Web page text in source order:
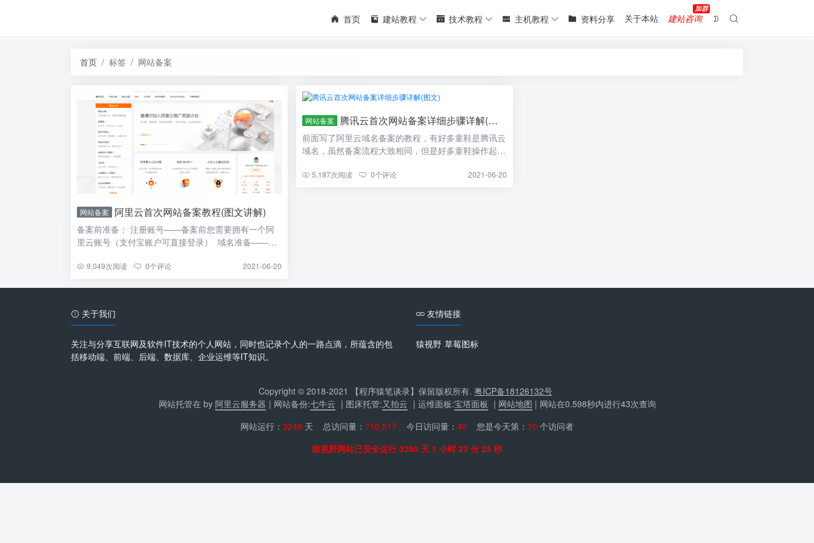
首页 建站教程 技术教程 主机教程 资料分享 关于本站 建站咨询
首页 标签 网站备案
网站备案 阿里云首次网站备案教程(图文讲解)
备案前准备： 注册账号——备案前您需要拥有一个阿
里云账号（支付宝账户可直接登录） 域名准备——备
9,049次阅读 0个评论 2021-06-20
网站备案 腾讯云首次网站备案详细步骤详解(图文)
前面写了阿里云域名备案的教程，有好多童鞋是腾讯云
域名，虽然备案流程大致相同，但是好多童鞋操作起来
5,187次阅读 0个评论 2021-06-20
关于我们
关注与分享互联网及软件IT技术的个人网站，同时也记录个人的一路点滴，所蕴含的包
括移动端、前端、后端、数据库、企业运维等IT知识。
友情链接
猿视野 草莓图标
Copyright © 2018-2021 【程序猿笔谈录】保留版权所有. 粤ICP备18126132号
网站托管在 by 阿里云服务器 | 网站备份:七牛云 | 图床托管:又拍云 | 运维面板:宝塔面板 | 网站地图 | 网站在0.598秒内进行43次查询
网站运行： 3249 天 总访问量： 710,517 今日访问量： 40 您是今天第： 10 个访问者
猿视野网站已安全运行 3250 天 1 小时 23 分 25 秒